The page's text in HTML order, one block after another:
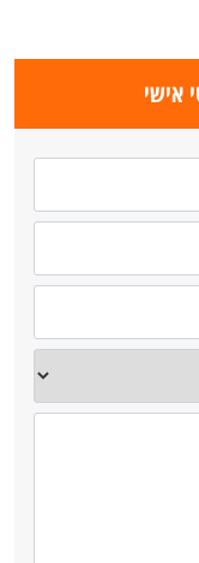
אישי